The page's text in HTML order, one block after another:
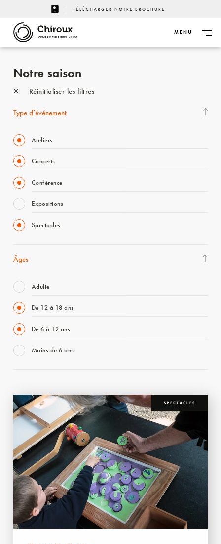
TÉLÉCHARGER NOTRE BROCHURE
CENTRE CULTUREL - LIÈGE
MENU
Notre saison
Réinitialiser les filtres
Type d’événement
Ateliers
Concerts
Conférence
Expositions
Spectacles
Âges
Adulte
De 12 à 18 ans
De 6 à 12 ans
Moins de 6 ans
SPECTACLES